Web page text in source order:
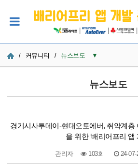
| | |
/ 커뮤니티 / 뉴스보도 ▼
사진
참여자 한마당
뉴스보도
경기시사투데이-현대오토에버, 취약계층
을 위한 ‘배리어프리 앱
관리자 103회 24-07-